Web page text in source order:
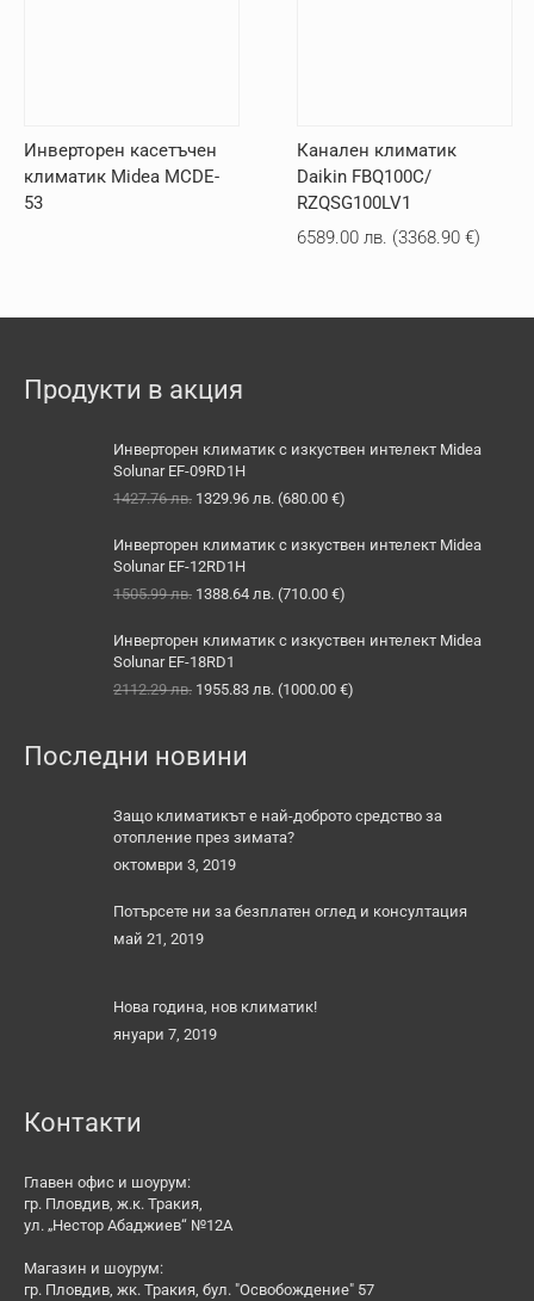
Инверторен касетъчен
климатик Midea MCDE-
53
Канален климатик
Daikin FBQ100C/
RZQSG100LV1
6589.00 лв. (3368.90 €)
Продукти в акция
Инверторен климатик с изкуствен интелект Midea
Solunar EF-09RD1H
1427.76лв. Original
was:
1427.76 лв..
1329.96 лв. Текущата
е:
(680.00 €)
Инверторен климатик с изкуствен интелект Midea
Solunar EF-12RD1H
1505.99лв. Original
was:
1505.99 лв..
1388.64 лв. Текущата
е:
(710.00 €)
Инверторен климатик с изкуствен интелект Midea
Solunar EF-18RD1
2112.29лв. Original
2112.29 лв..
1955.83 лв. Текущата
(1000.00 €)
Последни новини
Защо климатикът е най-доброто средство за
отопление през зимата?
октомври 3, 2019
Потърсете ни за безплатен оглед и консултация
май 21, 2019
Нова година, нов климатик!
януари 7, 2019
Контакти
Главен офис и шоурум:
гр. Пловдив, ж.к. Тракия,
ул. „Нестор Абаджиев“ №12А
Магазин и шоурум:
гр. Пловдив, жк. Тракия, бул. "Освобождение" 57